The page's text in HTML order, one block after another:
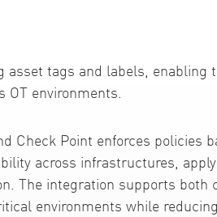
tags and labels, enabling
OT environments.
Check Point enforces policies
across infrastructures, apply
The integration supports both
environments while